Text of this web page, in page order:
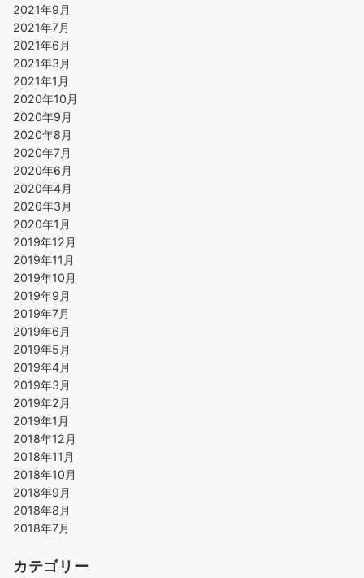
2021年9月
2021年7月
2021年6月
2021年3月
2021年1月
2020年10月
2020年9月
2020年8月
2020年7月
2020年6月
2020年4月
2020年3月
2020年1月
2019年12月
2019年11月
2019年10月
2019年9月
2019年7月
2019年6月
2019年5月
2019年4月
2019年3月
2019年2月
2019年1月
2018年12月
2018年11月
2018年10月
2018年9月
2018年8月
2018年7月
カテゴリー